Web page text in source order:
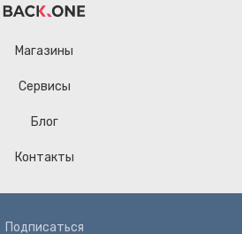
Магазины
Сервисы
Блог
Контакты
Подписаться